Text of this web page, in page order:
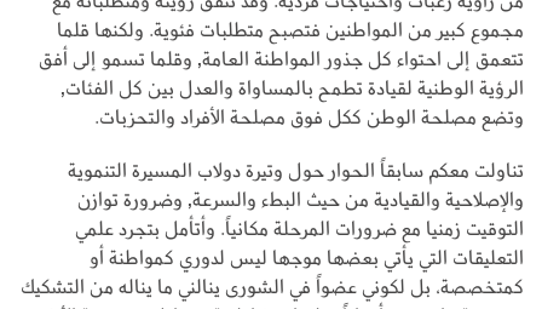
مجموع كبير من المواطنين فتصبح متطلبات فئوية. ولكنها قلما
تتعمق إلى احتواء كل جذور المواطنة العامة, وقلما تسمو إلى أفق
الرؤية الوطنية لقيادة تطمح بالمساواة والعدل بين كل الفئات,
وتضع مصلحة الوطن ككل فوق مصلحة الأفراد والتحزبات.
تناولت معكم سابقاً الحوار حول وتيرة دولاب المسيرة التنموية
والإصلاحية والقيادية من حيث البطء والسرعة, وضرورة توازن
التوقيت زمنيا مع ضرورات المرحلة مكانياً. وأتأمل بتجرد علمي
التعليقات التي يأتي بعضها موجها ليس لدوري كمواطنة أو
كمتخصصة، بل لكوني عضواً في الشورى ينالني ما يناله من التشكيك